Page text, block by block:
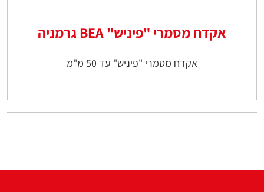
אקדח מסמרי "פיניש" BEA גרמניה
אקדח מסמרי "פיניש" עד 50 מ"מ